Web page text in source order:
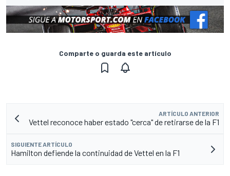
Comparte o guarda este artículo
ARTÍCULO ANTERIOR
Vettel reconoce haber estado "cerca" de retirarse de la F1
SIGUIENTE ARTÍCULO
Hamilton defiende la continuidad de Vettel en la F1